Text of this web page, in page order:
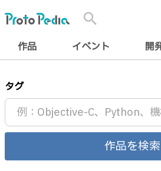
search
作品 イベント 開
タグ
作品を検索